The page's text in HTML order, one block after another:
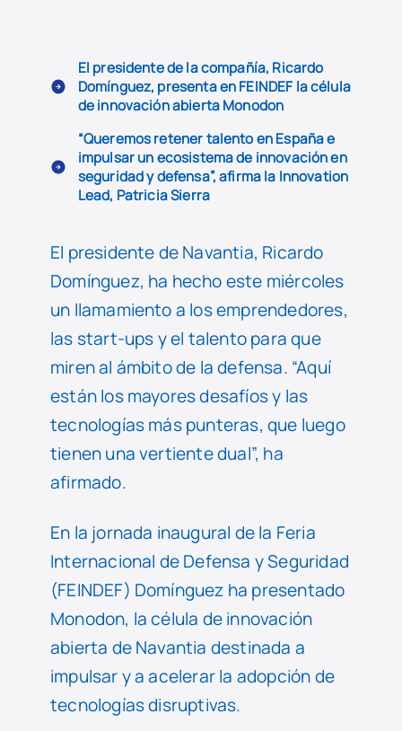
El presidente de la compañía, Ricardo
Domínguez, presenta en FEINDEF la célula
de innovación abierta Monodon
“Queremos retener talento en España e
impulsar un ecosistema de innovación en
seguridad y defensa”, afirma la Innovation
Lead, Patricia Sierra
El presidente de Navantia, Ricardo
Domínguez, ha hecho este miércoles
un llamamiento a los emprendedores,
las start-ups y el talento para que
miren al ámbito de la defensa. “Aquí
están los mayores desafíos y las
tecnologías más punteras, que luego
tienen una vertiente dual”, ha
afirmado.
En la jornada inaugural de la Feria
Internacional de Defensa y Seguridad
(FEINDEF) Domínguez ha presentado
Monodon, la célula de innovación
abierta de Navantia destinada a
impulsar y a acelerar la adopción de
tecnologías disruptivas.